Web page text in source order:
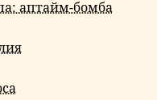
аптайм-бомба